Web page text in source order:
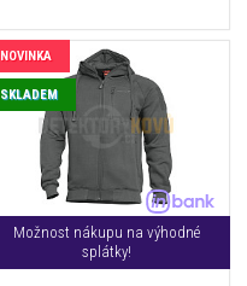
Možnost nákupu na výhodné
splátky!
NOVINKA
SKLADEM